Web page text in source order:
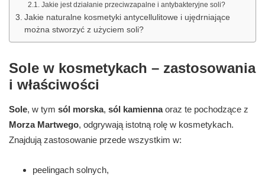
Jakie jest działanie przeciwzapalne i antybakteryjne soli?
Jakie naturalne kosmetyki antycellulitowe i ujędrniające
można stworzyć z użyciem soli?
Sole w kosmetykach – zastosowania
i właściwości
Sole, w tym sól morska, sól kamiennaoraz te pochodzące z
Morza Martwego, odgrywają istotną rolę w kosmetykach.
Znajdują zastosowanie przede wszystkim w:
peelingach solnych,